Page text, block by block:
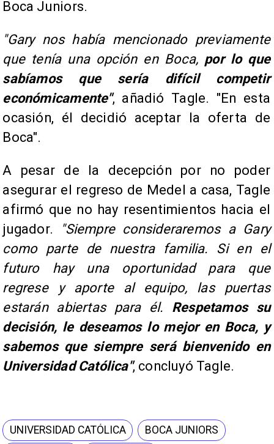
Boca Juniors.
"Gary nos había mencionado previamente
que tenía una opción en Boca, por lo que
sabíamos que sería difícil competir
económicamente", añadió Tagle. "En esta
ocasión, él decidió aceptar la oferta de
Boca".
A pesar de la decepción por no poder
asegurar el regreso de Medel a casa, Tagle
afirmó que no hay resentimientos hacia el
jugador.
"Siempre consideraremos a Gary
como parte de nuestra familia. Si en el
futuro hay una oportunidad para que
regrese y aporte al equipo, las puertas
estarán abiertas para él. Respetamos su
decisión, le deseamos lo mejor en Boca, y
sabemos que siempre será bienvenido en
Universidad Católica", concluyó Tagle.
UNIVERSIDAD CATÓLICA BOCA JUNIORS